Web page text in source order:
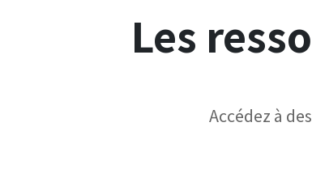
Les
Accédez à